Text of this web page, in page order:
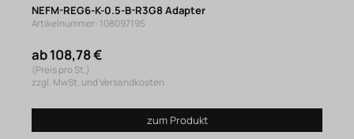
NEFM-REG6-K-0.5-B-R3G8 Adapter
Artikelnummer: 108097195
ab 108,78 €
(Preis pro St.)
zzgl. MwSt. und Versandkosten
zum Produkt